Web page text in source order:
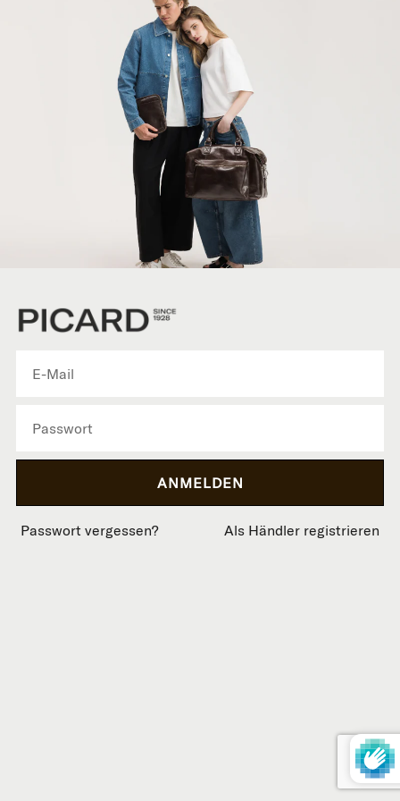
Passwort vergessen? Als Händler registrieren